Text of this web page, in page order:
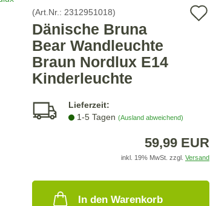
Passwort vergessen?
(Art.Nr.: 2312951018)
Dänische Bruna
Bear Wandleuchte
Braun Nordlux E14
Kinderleuchte
Lieferzeit:
1-5 Tagen (Ausland abweichend)
59,99 EUR
inkl. 19% MwSt. zzgl. Versand
In den Warenkorb